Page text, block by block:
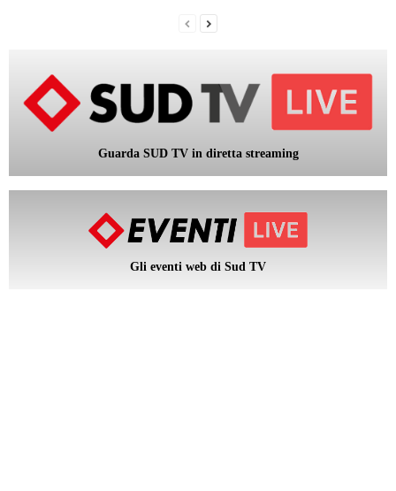
Guarda SUD TV in diretta streaming
Gli eventi web di Sud TV